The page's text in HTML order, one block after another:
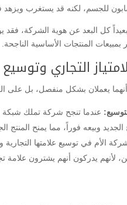
صابون للجسم، لكنه قد يستغرب
بمبيعات المنتجات الأساسية الناجحة.
التجاري
يعملان بشكل منفصل، بل على
عندما تنجح شركة تملك شبكة
وبيعه فوراً، مما يمنح المنتج
الأم في توسيع علامتها
لأنهم يدركون أنهم يشترون